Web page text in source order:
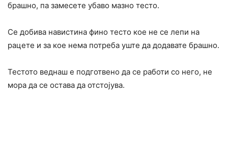
брашно, па замесете убаво мазно тесто.
Се добива навистина фино тесто кое не се лепи на
рацете и за кое нема потреба уште да додавате брашно.
Тестото веднаш е подготвено да се работи со него, не
мора да се остава да отстојува.